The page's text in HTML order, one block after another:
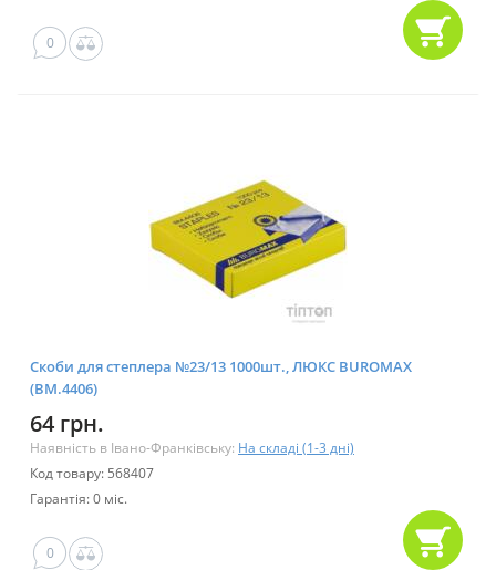
0
Скоби для степлера №23/13 1000шт., ЛЮКС BUROMAX
(BM.4406)
64 грн.
Наявність в Івано-Франківську: На складі (1-3 дні)
Код товару: 568407
Гарантія: 0 міс.
0